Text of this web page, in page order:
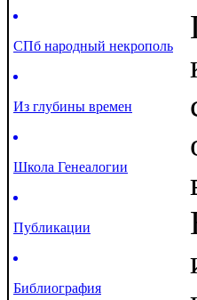
СПб народный некрополь
Из глубины времен
Школа Генеалогии
Публикации
Библиография